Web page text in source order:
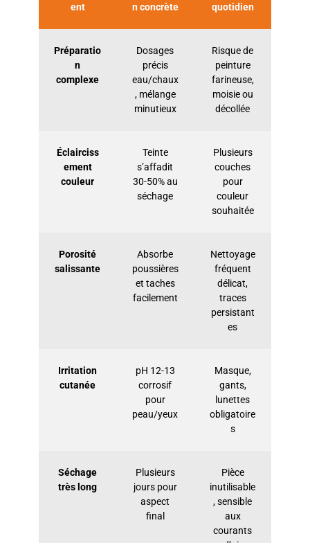
ent
n concrète
quotidien
Préparatio
n
complexe
Dosages
précis
eau/chaux
, mélange
minutieux
Risque de
peinture
farineuse,
moisie ou
décollée
Éclairciss
ement
couleur
Teinte
s’affadit
30-50% au
séchage
Plusieurs
couches
pour
couleur
souhaitée
Porosité
salissante
Absorbe
poussières
et taches
facilement
Nettoyage
fréquent
délicat,
traces
persistant
es
Irritation
cutanée
pH 12-13
corrosif
pour
peau/yeux
Masque,
gants,
lunettes
obligatoire
s
Séchage
très long
Plusieurs
jours pour
aspect
final
Pièce
inutilisable
, sensible
aux
courants